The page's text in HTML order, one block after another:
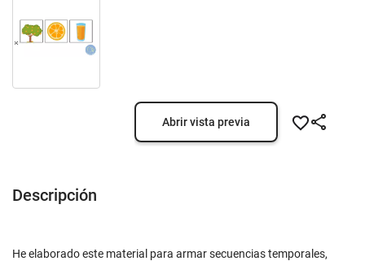
Abrir vista previa
Descripción
He elaborado este material para armar secuencias temporales,